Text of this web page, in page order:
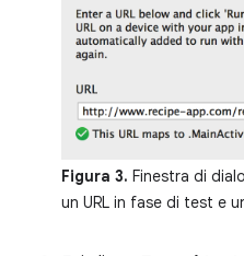
Figura 3. Finestra di
un URL in fase di test e